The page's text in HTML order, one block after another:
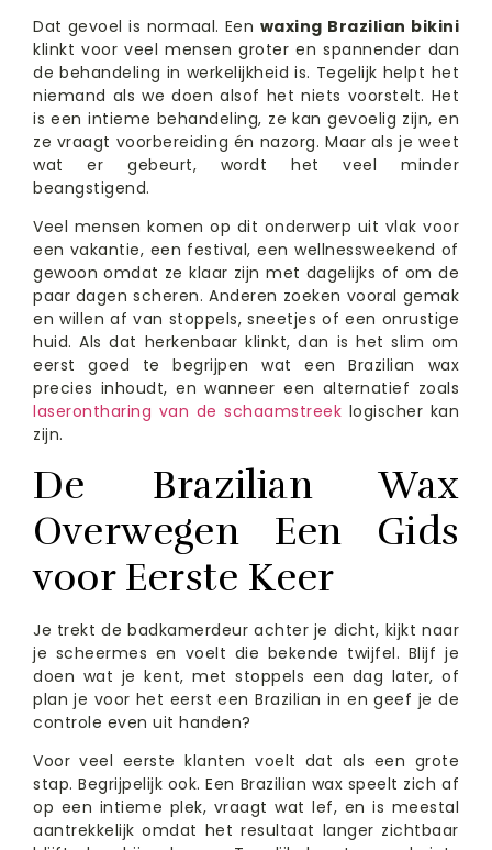
Dat gevoel is normaal. Een waxing Brazilian bikini
klinkt voor veel mensen groter en spannender dan
de behandeling in werkelijkheid is. Tegelijk helpt het
niemand als we doen alsof het niets voorstelt. Het
is een intieme behandeling, ze kan gevoelig zijn, en
ze vraagt voorbereiding én nazorg. Maar als je weet
wat er gebeurt, wordt het veel minder
beangstigend.
Veel mensen komen op dit onderwerp uit vlak voor
een vakantie, een festival, een wellnessweekend of
gewoon omdat ze klaar zijn met dagelijks of om de
paar dagen scheren. Anderen zoeken vooral gemak
en willen af van stoppels, sneetjes of een onrustige
huid. Als dat herkenbaar klinkt, dan is het slim om
eerst goed te begrijpen wat een Brazilian wax
precies inhoudt, en wanneer een alternatief zoals
laserontharing van de schaamstreek logischer kan
zijn.
De Brazilian Wax
Overwegen Een Gids
voor Eerste Keer
Je trekt de badkamerdeur achter je dicht, kijkt naar
je scheermes en voelt die bekende twijfel. Blijf je
doen wat je kent, met stoppels een dag later, of
plan je voor het eerst een Brazilian in en geef je de
controle even uit handen?
Voor veel eerste klanten voelt dat als een grote
stap. Begrijpelijk ook. Een Brazilian wax speelt zich af
op een intieme plek, vraagt wat lef, en is meestal
aantrekkelijk omdat het resultaat langer zichtbaar